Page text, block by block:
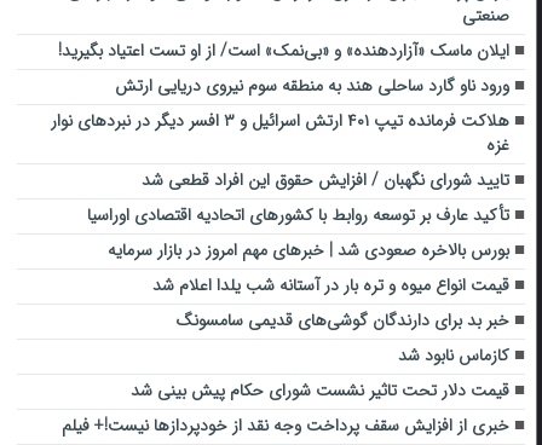
صنعتی
ایلان ماسک «آزاردهنده» و «بی‌نمک» است/ از او تست اعتیاد بگیرید!
ورود ناو گارد ساحلی هند به منطقه سوم نیروی دریایی ارتش
هلاکت فرمانده تیپ ۴۰۱ ارتش اسرائیل و ۳ افسر دیگر در نبردهای نوار
غزه
تایید شورای نگهبان / افزایش حقوق این افراد قطعی شد
تأکید عارف بر توسعه روابط با کشورهای اتحادیه اقتصادی اوراسیا
بورس بالاخره صعودی شد | خبرهای مهم امروز در بازار سرمایه
قیمت انواع میوه و تره بار در آستانه شب یلدا اعلام شد
خبر بد برای دارندگان گوشی‌های قدیمی‌ سامسونگ
کازماس نابود شد
قیمت دلار تحت تاثیر نشست شورای حکام پیش بینی شد
خبری از افزایش سقف پرداخت وجه نقد از خودپرداز‌ها نیست!+ فیلم